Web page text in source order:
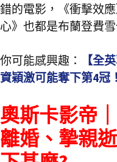
錯的電影，《衝擊效
心》也都是布蘭登費
你可能感興趣：
【全
資穎激可能奪下第4冠！
奧斯卡影帝
離婚、摯親